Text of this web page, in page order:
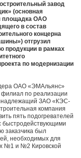
завод
(основная
площадка ОАО
в состав
концерна
отгрузил
продукции в рамках
по модернизации
ОАО «ЭМАльянс»
по реализации
ЗАО «КЭС-
компания
пять подогревателей
быстродействующими
заказчика был
необходимых для
№1 и №2 Кировской